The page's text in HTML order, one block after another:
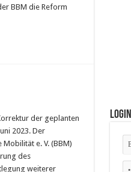
BBM die Reform
der geplanten
2023. Der
e. V. (BBM)
des
weiterer
Login